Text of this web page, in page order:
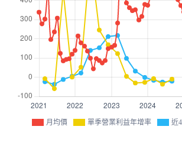
月均價 單季營業利益年增率 近